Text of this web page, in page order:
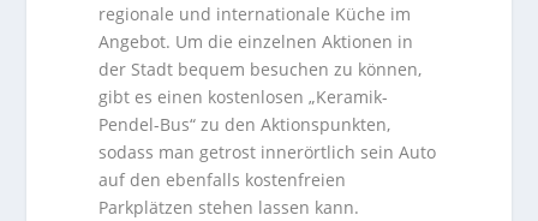
regionale und internationale Küche im
Angebot. Um die einzelnen Aktionen in
der Stadt bequem besuchen zu können,
gibt es einen kostenlosen „Keramik-
Pendel-Bus“ zu den Aktionspunkten,
sodass man getrost innerörtlich sein Auto
auf den ebenfalls kostenfreien
Parkplätzen stehen lassen kann.